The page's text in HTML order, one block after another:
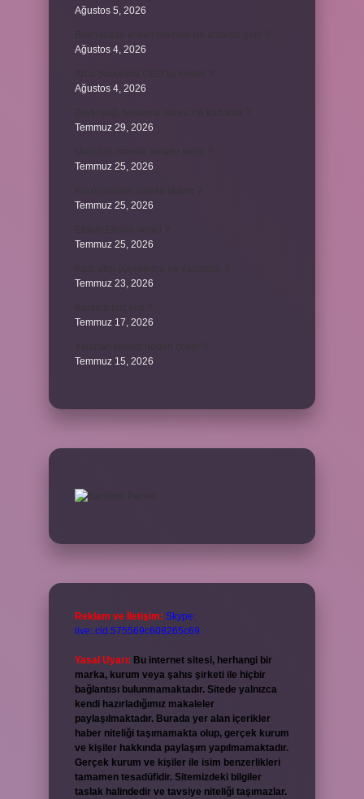
Ağustos 5, 2026
Ağustos 4, 2026
Ağustos 4, 2026
Temmuz 29, 2026
Temmuz 25, 2026
Temmuz 25, 2026
Temmuz 25, 2026
Temmuz 23, 2026
Temmuz 17, 2026
Temmuz 15, 2026
Reklam ve İletişim: Skype:
live:.cid.575569c608265c69
Yasal Uyarı: Bu internet sitesi, herhangi bir
marka, kurum veya şahıs şirketi ile hiçbir
bağlantısı bulunmamaktadır. Sitede yalnızca
kendi hazırladığımız makaleler
paylaşılmaktadır. Burada yer alan içerikler
haber niteliği taşımamakta olup, gerçek kurum
ve kişiler hakkında paylaşım yapılmamaktadır.
Gerçek kurum ve kişiler ile isim benzerlikleri
tamamen tesadüfidir. Sitemizdeki bilgiler
taslak halindedir ve tavsiye niteliği taşımazlar.